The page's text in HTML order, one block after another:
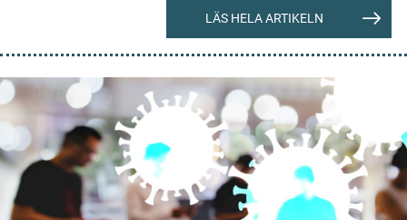
LÄS HELA ARTIKELN